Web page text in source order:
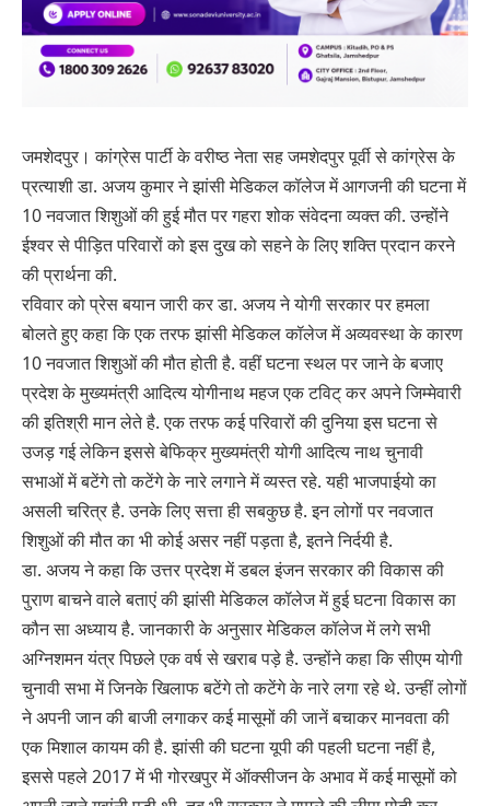
जमशेदपुर। कांग्रेस पार्टी के वरीष्ठ नेता सह जमशेदपुर पूर्वी से कांग्रेस के
प्रत्याशी डा. अजय कुमार ने झांसी मेडिकल कॉलेज में आगजनी की घटना में
10 नवजात शिशुओं की हुई मौत पर गहरा शोक संवेदना व्यक्त की. उन्होंने
ईश्वर से पीड़ित परिवारों को इस दुख को सहने के लिए शक्ति प्रदान करने
की प्रार्थना की.
रविवार को प्रेस बयान जारी कर डा. अजय ने योगी सरकार पर हमला
बोलते हुए कहा कि एक तरफ झांसी मेडिकल कॉलेज में अव्यवस्था के कारण
10 नवजात शिशुओं की मौत होती है. वहीं घटना स्थल पर जाने के बजाए
प्रदेश के मुख्यमंत्री आदित्य योगीनाथ महज एक टविट् कर अपने जिम्मेवारी
की इतिश्री मान लेते है. एक तरफ कई परिवारों की दुनिया इस घटना से
उजड़ गई लेकिन इससे बेफिक्र मुख्यमंत्री योगी आदित्य नाथ चुनावी
सभाओं में बटेंगे तो कटेंगे के नारे लगाने में व्यस्त रहे. यही भाजपाईयो का
असली चरित्र है. उनके लिए सत्ता ही सबकुछ है. इन लोगों पर नवजात
शिशुओं की मौत का भी कोई असर नहीं पड़ता है, इतने निर्दयी है.
डा. अजय ने कहा कि उत्तर प्रदेश में डबल इंजन सरकार की विकास की
पुराण बाचने वाले बताएं की झांसी मेडिकल कॉलेज में हुई घटना विकास का
कौन सा अध्याय है. जानकारी के अनुसार मेडिकल कॉलेज में लगे सभी
अग्निशमन यंत्र पिछले एक वर्ष से खराब पड़े है. उन्होंने कहा कि सीएम योगी
चुनावी सभा में जिनके खिलाफ बटेंगे तो कटेंगे के नारे लगा रहे थे. उन्हीं लोगों
ने अपनी जान की बाजी लगाकर कई मासूमों की जानें बचाकर मानवता की
एक मिशाल कायम की है. झांसी की घटना यूपी की पहली घटना नहीं है,
इससे पहले 2017 में भी गोरखपुर में ऑक्सीजन के अभाव में कई मासूमों को